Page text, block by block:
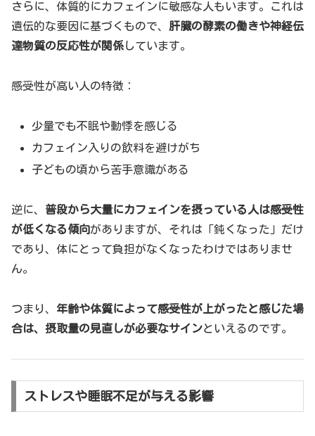
さらに、体質的にカフェインに敏感な人もいます。これは
遺伝的な要因に基づくもので、 肝臓の酵素の働きや神経伝
達物質の反応性が関係しています。
感受性が高い人の特徴：
少量でも不眠や動悸を感じる
カフェイン入りの飲料を避けがち
子どもの頃から苦手意識がある
逆に、 普段から大量にカフェインを摂っている人は感受性
が低くなる傾向がありますが、それは「鈍くなった」だけ
であり、体にとって負担がなくなったわけではありませ
ん。
つまり、 年齢や体質によって感受性が上がったと感じた場
合は、摂取量の見直しが必要なサインといえるのです。
ストレスや睡眠不足が与える影響